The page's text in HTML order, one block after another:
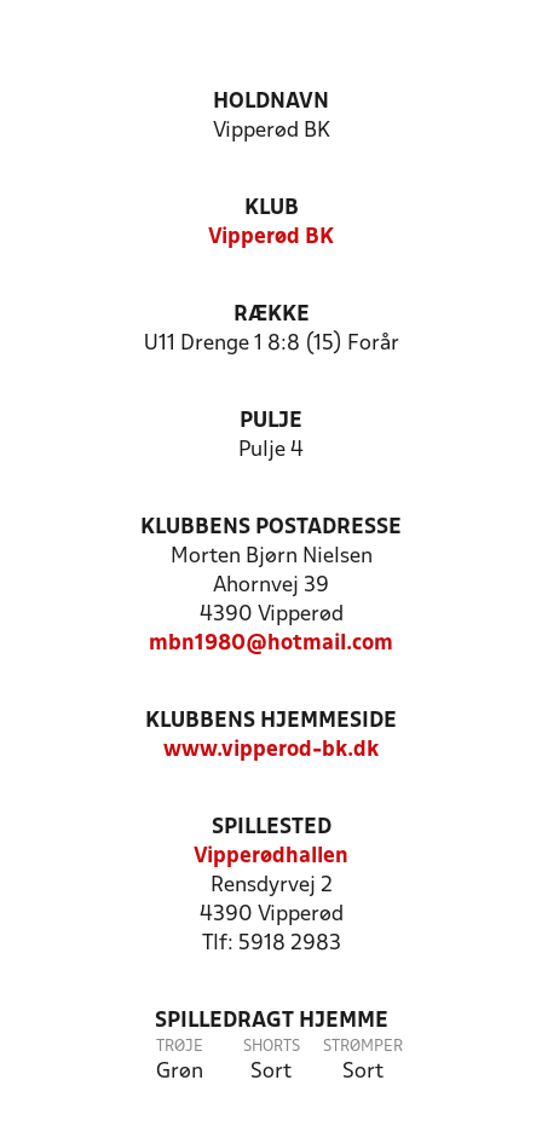
HOLDNAVN
Vipperød BK
KLUB
Vipperød BK
RÆKKE
U11 Drenge 1 8:8 (15) Forår
PULJE
Pulje 4
KLUBBENS POSTADRESSE
Morten Bjørn Nielsen
Ahornvej 39
4390 Vipperød
mbn1980@hotmail.com
KLUBBENS HJEMMESIDE
www.vipperod-bk.dk
SPILLESTED
Vipperødhallen
Rensdyrvej 2
4390 Vipperød
Tlf: 5918 2983
SPILLEDRAGT HJEMME
TRØJE
Grøn
SHORTS
Sort
STRØMPER
Sort